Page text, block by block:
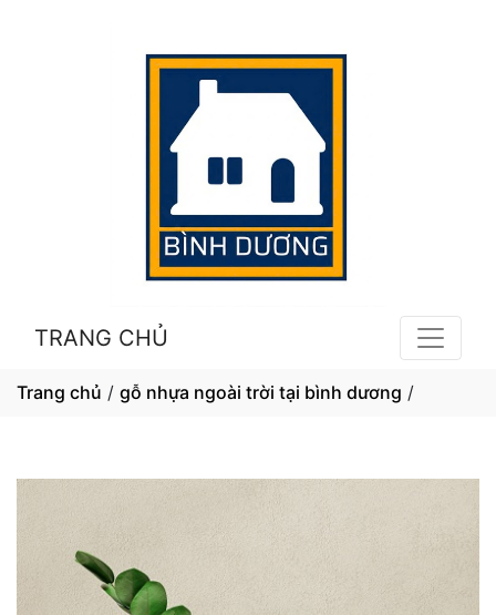
TRANG CHỦ
Trang chủ / gỗ nhựa ngoài trời tại bình dương /